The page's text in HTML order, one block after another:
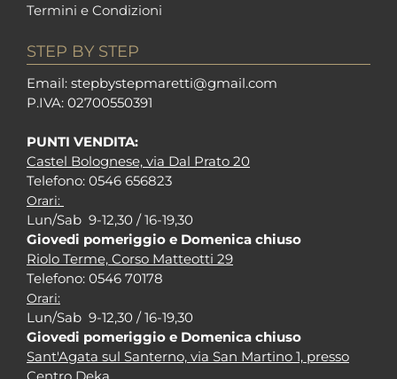
Termini e Condizioni
STEP BY STEP
Email: stepbystepmaretti@gmail.com
P.IVA: 02700550391
PUNTI VENDITA:
Castel Bolognese, via Dal Prato 20
Telefono: 0546 656823
Orari:
Lun/Sab 9-12,30 / 16-19,30
Giovedi pomeriggio e Domenica chiuso
Riolo Terme, Corso Matteotti 29
Telefono: 0546 70178
Orari:
Lun/Sab 9-12,30 / 16-19,30
Giovedi pomeriggio e Domenica chiuso
Sant'Agata sul Santerno, via San Martino 1, presso